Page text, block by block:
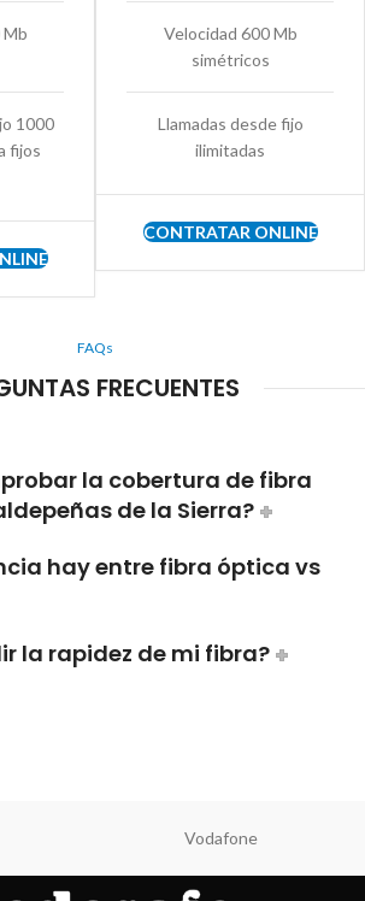
Mb
1000
fijos
Velocidad 600 Mb
simétricos
Llamadas desde fijo
ilimitadas
CONTRATAR ONLINE
FAQs
FRECUENTES
la cobertura de fibra
de la Sierra?
hay entre fibra óptica vs
la rapidez de mi fibra?
Vodafone